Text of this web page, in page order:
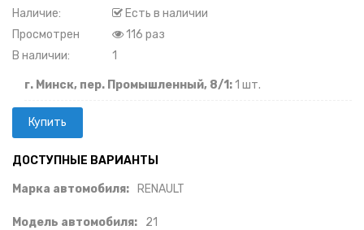
Наличие:
Есть в наличии
Просмотрен
116 раз
В наличии:
1
г. Минск, пер. Промышленный, 8/1:1 шт.
ДОСТУПНЫЕ ВАРИАНТЫ
Марка автомобиля: RENAULT
Модель автомобиля: 21